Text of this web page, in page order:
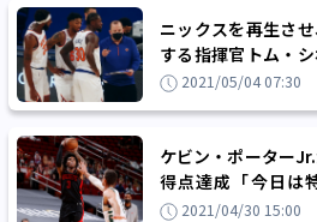
ニックスを再生さ
する指揮官トム・
評価されていようが
2021/05/04 07:30
ケビン・ポーター
得点達成「今日は
た」2021/04/30 15:00